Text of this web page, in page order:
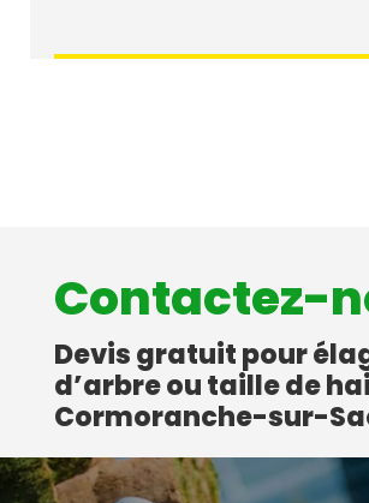
Contactez-
Devis gratuit pour
d’arbre ou taille de
Cormoranche-sur-